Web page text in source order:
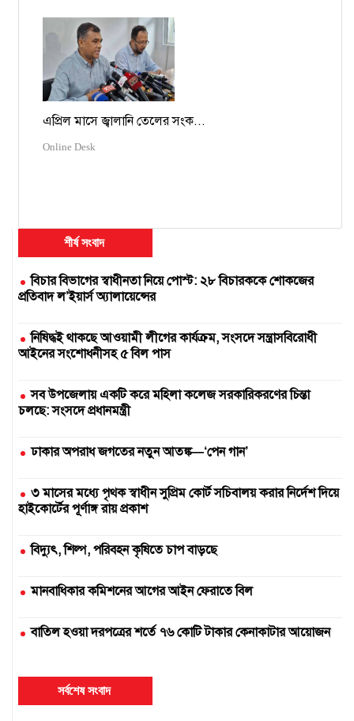
এপ্রিল মাসে জ্বালানি তেলের সংক...
Online Desk
শীর্ষ সংবাদ
বিচার বিভাগের স্বাধীনতা নিয়ে পোস্ট: ২৮ বিচারককে শোকজের
প্রতিবাদ ল’ইয়ার্স অ্যালায়েন্সের
নিষিদ্ধই থাকছে আওয়ামী লীগের কার্যক্রম, সংসদে সন্ত্রাসবিরোধী
আইনের সংশোধনীসহ ৫ বিল পাস
সব উপজেলায় একটি করে মহিলা কলেজ সরকারিকরণের চিন্তা
চলছে: সংসদে প্রধানমন্ত্রী
ঢাকার অপরাধ জগতের নতুন আতঙ্ক—‘পেন গান’
৩ মাসের মধ্যে পৃথক স্বাধীন সুপ্রিম কোর্ট সচিবালয় করার নির্দেশ দিয়ে
হাইকোর্টের পূর্ণাঙ্গ রায় প্রকাশ
বিদ্যুৎ, শিল্প, পরিবহন কৃষিতে চাপ বাড়ছে
মানবাধিকার কমিশনের আগের আইন ফেরাতে বিল
বাতিল হওয়া দরপত্রের শর্তে ৭৬ কোটি টাকার কেনাকাটার আয়োজন
দুই সার কারখানা বন্ধ, আরেকটি বন্ধের পথে
সর্বশেষ সংবাদ